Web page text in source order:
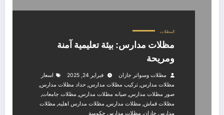
المظلات
مظلات مدارس: بيئة تعليمية آمنة
ومريحة
مظلات وسواتر جازان فبراير 24, 2025
اسعار
مظلات مدارس, تركيب مظلات مدارس, حداد مظلات مدارس,
صور مظلات مدارس, صيانه مظلات مدارس, مظلات جامعات,
مظلات قماش, مظلات مدارس, مظلات مدارس اهليه, مظلات
مدارس جازان, مظلات مدارس حكومية